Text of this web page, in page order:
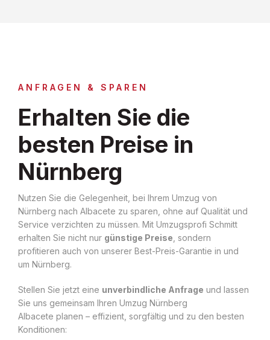
ANFRAGEN & SPAREN
Erhalten Sie die
besten Preise in
Nürnberg
Nutzen Sie die Gelegenheit, bei Ihrem Umzug von
Nürnberg nach Albacete zu sparen, ohne auf Qualität und
Service verzichten zu müssen. Mit Umzugsprofi Schmitt
erhalten Sie nicht nur günstige Preise , sondern
profitieren auch von unserer Best-Preis-Garantie in und
um Nürnberg.
Stellen Sie jetzt eine unverbindliche Anfrage und lassen
Sie uns gemeinsam Ihren Umzug Nürnberg
Albacete planen – effizient, sorgfältig und zu den besten
Konditionen: